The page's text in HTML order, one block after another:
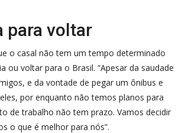
para voltar
o casal não tem um tempo determinado
ou voltar para o Brasil. “Apesar da saudade
e da vontade de pegar um ônibus e
por enquanto não temos planos para
de trabalho não tem prazo. Vamos decidir
o que é melhor para nós”.